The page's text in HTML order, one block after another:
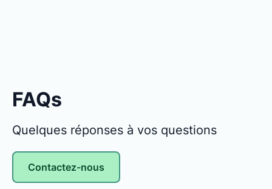
FAQs
Quelques réponses à vos questions
Contactez-nous